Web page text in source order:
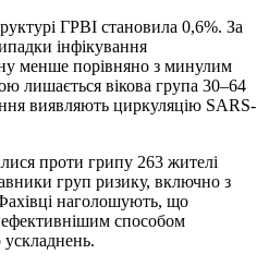
ГРВІ становила 0,6%. За
інфікування
менше порівняно з минулим
лишається вікова група 30–64
виявляють циркуляцію SARS-
проти грипу 263 жителі
груп ризику, включно з
наголошують, що
способом